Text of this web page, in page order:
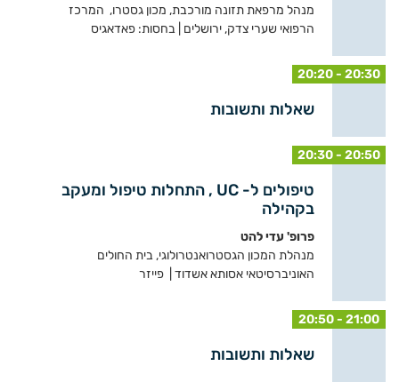
הרפואי שערי צדק, ירושלים | בחסות: פאדאגיס
20:20 - 20:30
שאלות ותשובות
20:30 - 20:50
טיפולים ל- UC , התחלות טיפול ומעקב
בקהילה
פרופ' עדי להט
מנהלת המכון הגסטרואנטרולוגי, בית החולים
האוניברסיטאי אסותא אשדוד | פייזר
20:50 - 21:00
שאלות ותשובות